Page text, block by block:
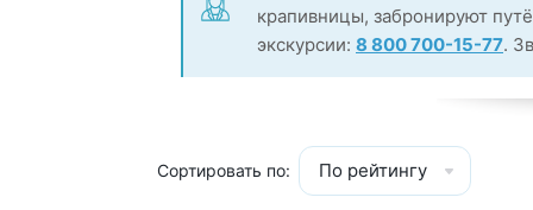
крапивницы, забронируют
экскурсии: 8 800 700-15-77.
Сортировать по: По рейтингу